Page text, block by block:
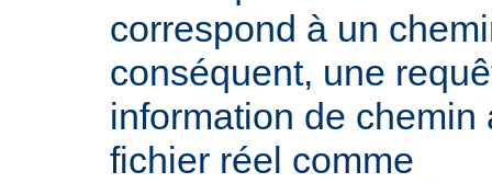
correspond à un
conséquent, une
information de chemin
fichier réel comme